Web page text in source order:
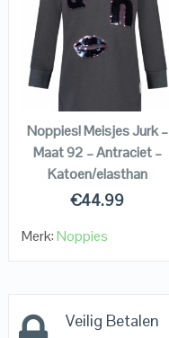
QUICK LOOK
VIEW DETAILS
Noppies! Meisjes Jurk –
Maat 92 – Antraciet –
Katoen/elasthan
€44.99
Merk:Noppies
Veilig Betalen